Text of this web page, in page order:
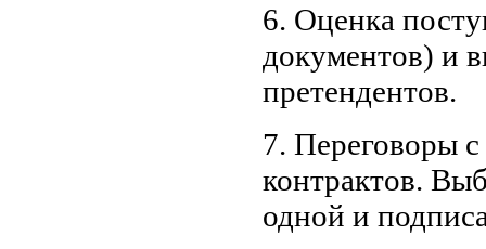
6. Оценка
документов) и
претендентов.
7. Переговоры
конт­рактов.
одной и